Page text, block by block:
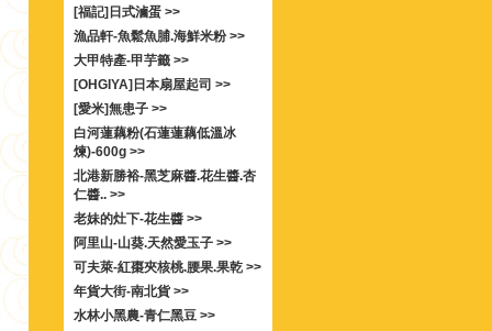
[福記]日式滷蛋 >>
漁品軒-魚鬆魚脯.海鮮米粉 >>
大甲特產-甲芋籤 >>
[OHGIYA]日本扇屋起司 >>
[愛米]無患子 >>
白河蓮藕粉(石蓮蓮藕低溫冰
煉)-600g >>
北港新勝裕-黑芝麻醬.花生醬.杏
仁醬.. >>
老妹的灶下-花生醬 >>
阿里山-山葵.天然愛玉子 >>
可夫萊-紅棗夾核桃.腰果.果乾 >>
年貨大街-南北貨 >>
水林小黑農-青仁黑豆 >>